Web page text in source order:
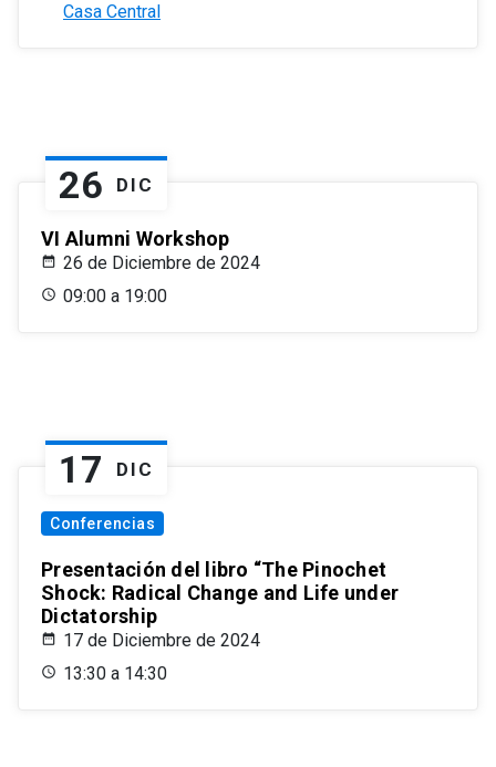
Casa Central
26 DIC
VI Alumni Workshop
26 de Diciembre de 2024
09:00 a 19:00
17 DIC
Conferencias
Presentación del libro “The Pinochet
Shock: Radical Change and Life under
Dictatorship
17 de Diciembre de 2024
13:30 a 14:30